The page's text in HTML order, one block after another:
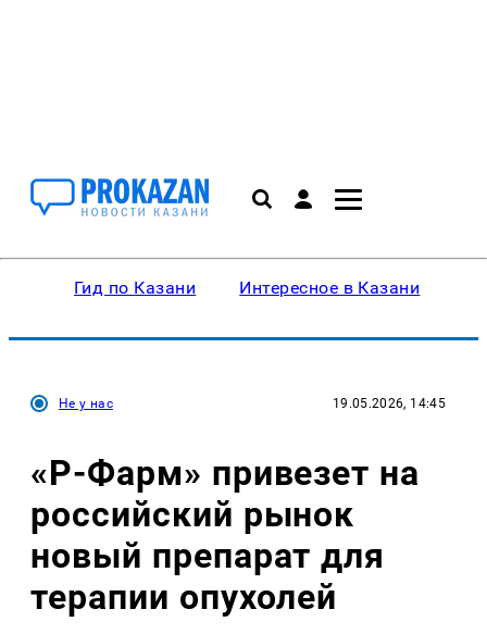
Гид по Казани Интересное в Казани
Не у нас 19.05.2026, 14:45
«Р-Фарм» привезет на
российский рынок
новый препарат для
терапии опухолей